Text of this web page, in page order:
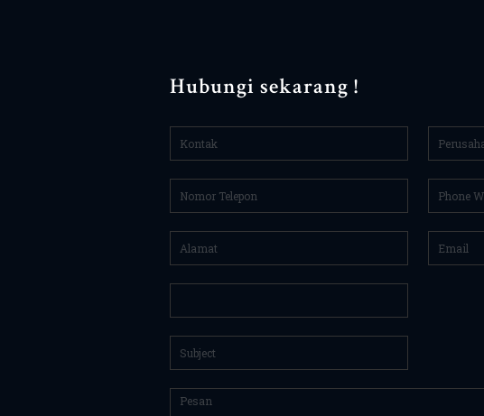
Hubungi sekarang !